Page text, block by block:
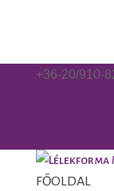
+36-20/910-
FŐOLDAL